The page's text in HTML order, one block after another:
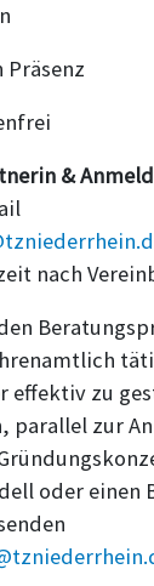
Präsenz
&
nach
effektiv zu
parallel zur
oder einen